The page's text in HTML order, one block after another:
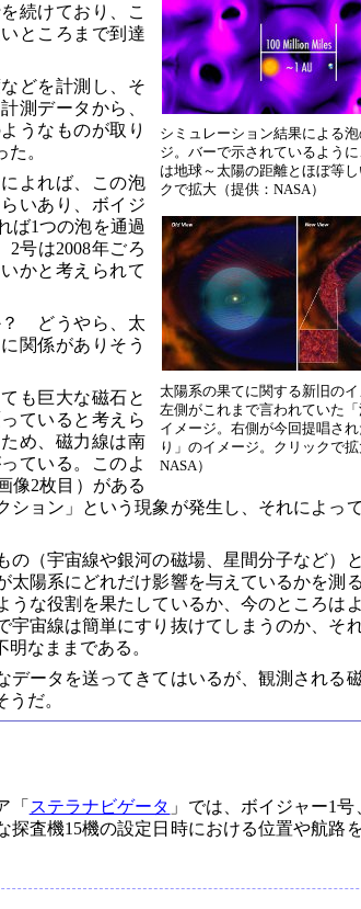
シミュレーション結果による
ジ。バーで示されているよう
は地球～太陽の距離とほぼ等
クで拡大（提供：NASA）
太陽系の果てに関する新旧のイ
左側がこれまで言われていた
イメージ。右側が今回提唱さ
り」のイメージ。クリックで拡
NASA）
続けており、こ
ところまで到達
どを計測し、そ
測データから、
うなものが取り
。
よれば、この泡
いあり、ボイジ
ば1つの泡を通過
2号は2008年ごろ
かと考えられて
？ どうやら、太
関係がありそう
も巨大な磁石と
ていると考えら
め、磁力線は南
ている。このよ
像2枚目）がある
ション」という現象が発生し、それによっ
の（宇宙線や銀河の磁場、星間分子など）
太陽系にどれだけ影響を与えているかを測
うな役割を果たしているか、今のところは
宇宙線は簡単にすり抜けてしまうのか、そ
なままである。
データを送ってきてはいるが、観測される
だ。
「 ステラナビゲータ 」では、ボイジャー1号
探査機15機の設定日時における位置や航路